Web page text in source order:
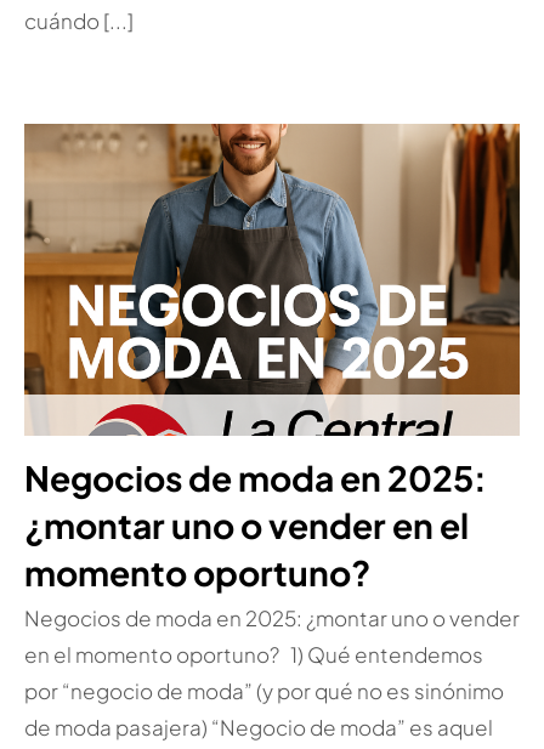
cuándo [...]
Negocios de moda en 2025:
¿montar uno o vender en el
momento oportuno?
Negocios de moda en 2025: ¿montar uno o vender
en el momento oportuno? 1) Qué entendemos
por “negocio de moda” (y por qué no es sinónimo
de moda pasajera) “Negocio de moda” es aquel